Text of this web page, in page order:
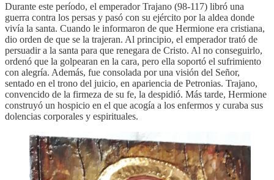
Durante este período, el emperador Trajano (98-117) libró una
guerra contra los persas y pasó con su ejército por la aldea donde
vivía la santa. Cuando le informaron de que Hermione era cristiana,
dio orden de que se la trajeran. Al principio, el emperador trató de
persuadir a la santa para que renegara de Cristo. Al no conseguirlo,
ordenó que la golpearan en la cara, pero ella soportó el sufrimiento
con alegría. Además, fue consolada por una visión del Señor,
sentado en el trono del juicio, en apariencia de Petronias. Trajano,
convencido de la firmeza de su fe, la despidió. Más tarde, Hermione
construyó un hospicio en el que acogía a los enfermos y curaba sus
dolencias corporales y espirituales.